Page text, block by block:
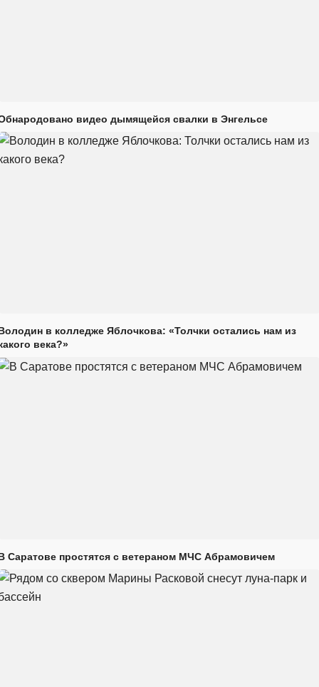
видео дымящейся свалки в Энгельсе
в колледже Яблочкова: «Толчки остались нам из
века?»
Саратове простятся с ветераном МЧС Абрамовичем